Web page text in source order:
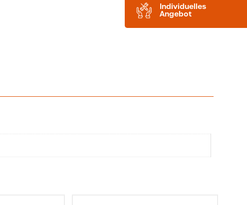
Individuelles
Angebot